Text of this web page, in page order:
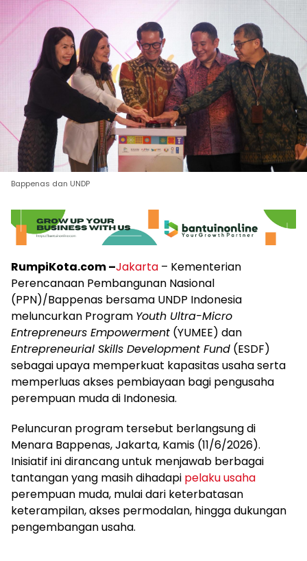
Bappenas dan UNDP
RumpiKota.com –Jakarta – Kementerian
Perencanaan Pembangunan Nasional
(PPN)/Bappenas bersama UNDP Indonesia
meluncurkan Program Youth Ultra-Micro
Entrepreneurs Empowerment (YUMEE) dan
Entrepreneurial Skills Development Fund (ESDF)
sebagai upaya memperkuat kapasitas usaha serta
memperluas akses pembiayaan bagi pengusaha
perempuan muda di Indonesia.
Peluncuran program tersebut berlangsung di
Menara Bappenas, Jakarta, Kamis (11/6/2026).
Inisiatif ini dirancang untuk menjawab berbagai
tantangan yang masih dihadapi pelaku usaha
perempuan muda, mulai dari keterbatasan
keterampilan, akses permodalan, hingga dukungan
pengembangan usaha.